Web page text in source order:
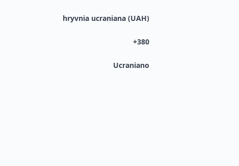
hryvnia ucraniana (UAH)
+380
Ucraniano